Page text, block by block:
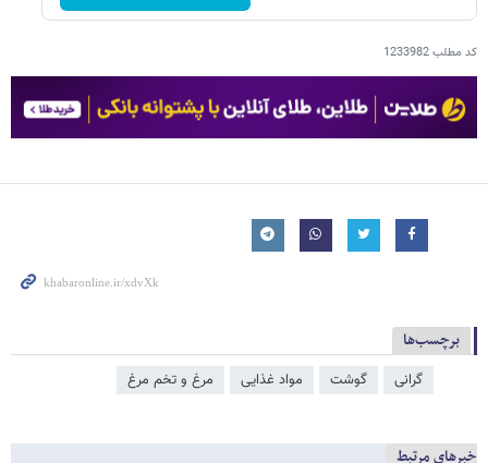
کد مطلب1233982
برچسب‌ها
گرانی گوشت مواد غذایی مرغ و تخم مرغ
خبرهای مرتبط